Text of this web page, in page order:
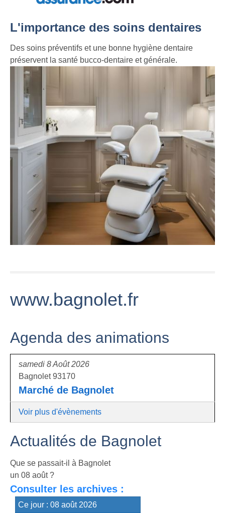
L'importance des soins dentaires
Des soins préventifs et une bonne hygiène dentaire
préservent la santé bucco-dentaire et générale.
www.bagnolet.fr
Agenda des animations
samedi 8 Août 2026
Bagnolet 93170
Marché de Bagnolet
Voir plus d'évènements
Actualités de Bagnolet
Que se passait-il à Bagnolet
un 08 août ?
Consulter les archives :